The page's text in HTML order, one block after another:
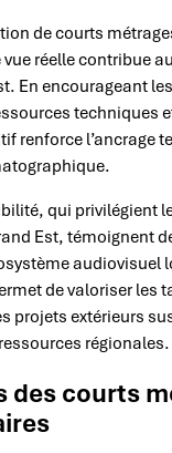
de courts
réelle contribue
En encourageant
techniques
renforce l’ancrage
qui privilégient
Est, témoignent
audiovisuel
de valoriser les
projets extérieurs
régionales.
des courts